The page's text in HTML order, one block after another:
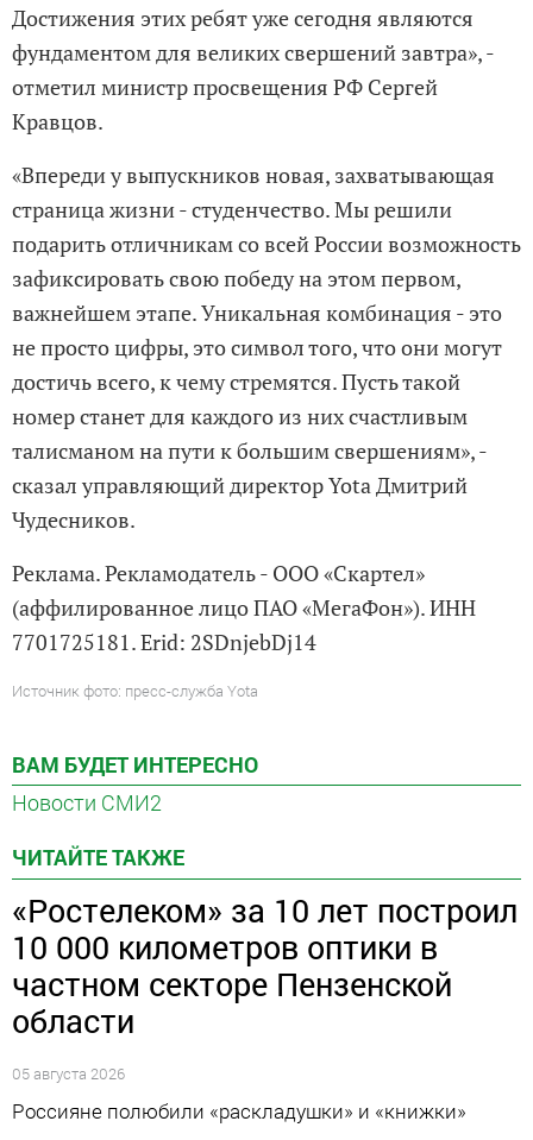
Достижения этих ребят уже сегодня являются
фундаментом для великих свершений завтра», -
отметил министр просвещения РФ Сергей
Кравцов.
«Впереди у выпускников новая, захватывающая
страница жизни - студенчество. Мы решили
подарить отличникам со всей России возможность
зафиксировать свою победу на этом первом,
важнейшем этапе. Уникальная комбинация - это
не просто цифры, это символ того, что они могут
достичь всего, к чему стремятся. Пусть такой
номер станет для каждого из них счастливым
талисманом на пути к большим свершениям», -
сказал управляющий директор Yota Дмитрий
Чудесников.
Реклама. Рекламодатель - ООО «Скартел»
(аффилированное лицо ПАО «МегаФон»). ИНН
7701725181. Erid: 2SDnjebDj14
Источник фото: пресс-служба Yota
ВАМ БУДЕТ ИНТЕРЕСНО
Новости СМИ2
ЧИТАЙТЕ ТАКЖЕ
«Ростелеком» за 10 лет построил
10 000 километров оптики в
частном секторе Пензенской
области
05 августа 2026
Россияне полюбили «раскладушки» и «книжки»